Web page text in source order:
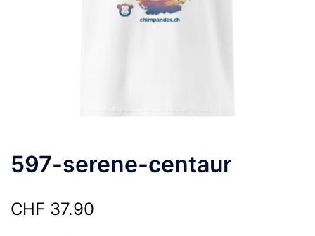
597-serene-centaur
CHF 37.90